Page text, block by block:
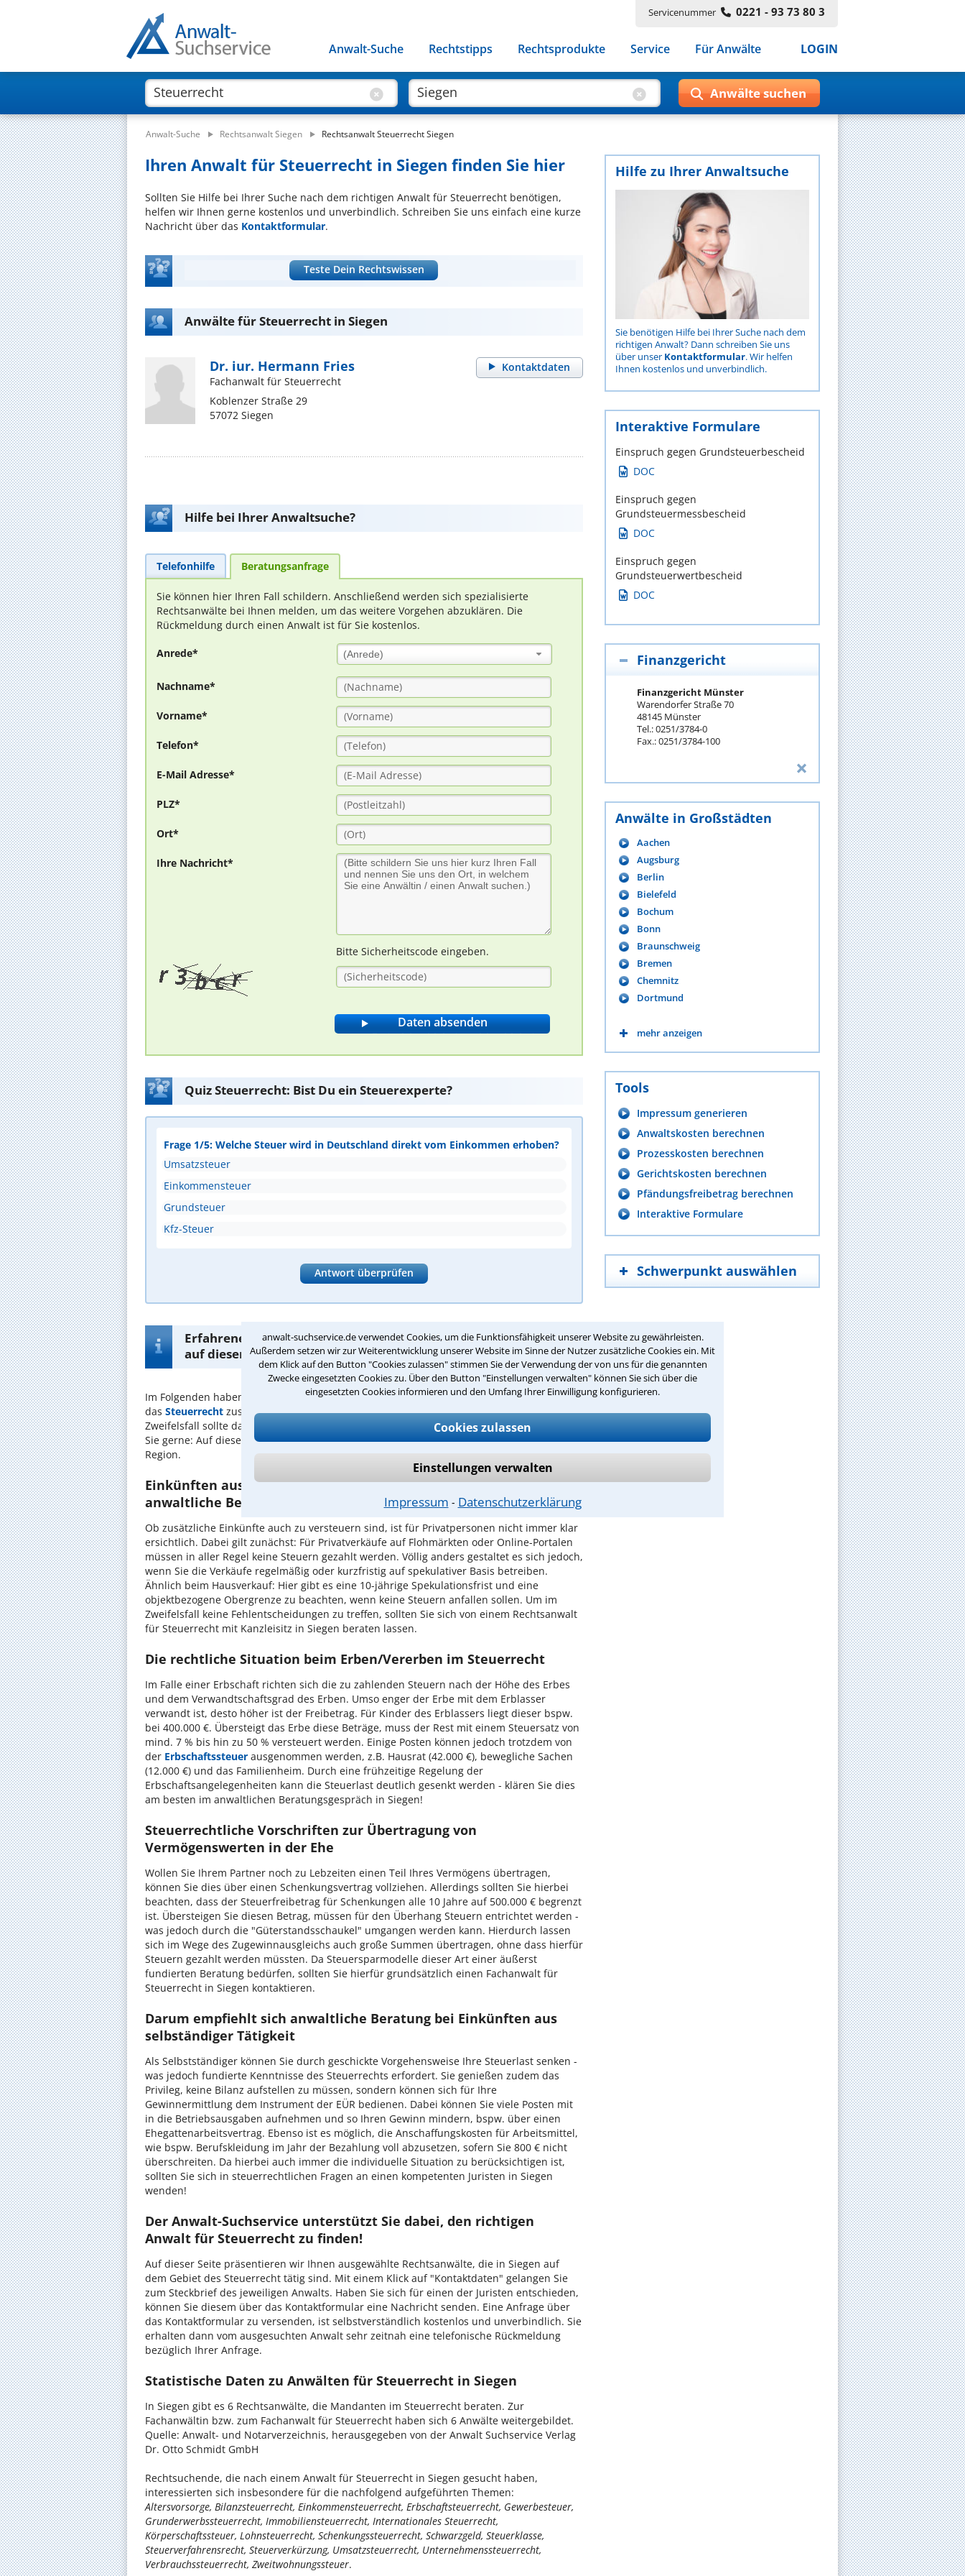
anwalt-suchservice.de verwendet Cookies, um die Funktionsfähigkeit unserer Website zu gewährleisten.
Außerdem setzen wir zur Weiterentwicklung unserer Website im Sinne der Nutzer zusätzliche Cookies ein. Mit
dem Klick auf den Button "Cookies zulassen" stimmen Sie der Verwendung der von uns für die genannten
Zwecke eingesetzten Cookies zu. Über den Button "Einstellungen verwalten" können Sie sich über die
eingesetzten Cookies informieren und den Umfang Ihrer Einwilligung konfigurieren.
Cookies zulassen
Einstellungen verwalten
Impressum ⁃ Datenschutzerklärung
Servicenummer 0221 - 93 73 80 3
Anwalt-Suche Rechtstipps Rechtsprodukte Service Für Anwälte LOGIN
Anwalt-Suche Rechtsanwalt Siegen Rechtsanwalt Steuerrecht Siegen
Ihren Anwalt für Steuerrecht in Siegen finden Sie hier
Sollten Sie Hilfe bei Ihrer Suche nach dem richtigen Anwalt für Steuerrecht benötigen,
helfen wir Ihnen gerne kostenlos und unverbindlich. Schreiben Sie uns einfach eine kurze
Nachricht über das Kontaktformular.
Teste Dein Rechtswissen
Anwälte für Steuerrecht in Siegen
Kontaktdaten
Dr. iur. Hermann Fries
Fachanwalt für Steuerrecht
Koblenzer Straße 29
57072 Siegen
Hilfe bei Ihrer Anwaltsuche?
Telefonhilfe Beratungsanfrage
Sie können hier Ihren Fall schildern. Anschließend werden sich spezialisierte
Rechtsanwälte bei Ihnen melden, um das weitere Vorgehen abzuklären. Die
Rückmeldung durch einen Anwalt ist für Sie kostenlos.
Anrede* (Anrede)
Nachname*
Vorname*
Telefon*
E-Mail Adresse*
PLZ*
Ort*
Ihre Nachricht*
Bitte Sicherheitscode eingeben.
Quiz Steuerrecht: Bist Du ein Steuerexperte?
Frage 1/5: Welche Steuer wird in Deutschland direkt vom Einkommen erhoben?
Umsatzsteuer
Einkommensteuer
Grundsteuer
Kfz-Steuer
Antwort überprüfen
Erfahrene Rechtsbeistände für Steuerrecht in Siegen finden Sie
auf dieser Seite
Im Folgenden haben wir Ihnen eine Übersicht der wichtigsten Themengebiete rund um
das Steuerrecht zusammengestellt. Das Steuerrecht ist jedoch extrem vielschichtig: Im
Zweifelsfall sollte daher immer juristischer Rat eingeholt werden! Hierbei unterstützen wir
Sie gerne: Auf dieser Seite finden Sie die Profile ausgewählter Steuerrechtler aus Ihrer
Region.
Einkünften aus nichtselbständiger Tätigkeit - hier empfiehlt sich
anwaltliche Beratung
Ob zusätzliche Einkünfte auch zu versteuern sind, ist für Privatpersonen nicht immer klar
ersichtlich. Dabei gilt zunächst: Für Privatverkäufe auf Flohmärkten oder Online-Portalen
müssen in aller Regel keine Steuern gezahlt werden. Völlig anders gestaltet es sich jedoch,
wenn Sie die Verkäufe regelmäßig oder kurzfristig auf spekulativer Basis betreiben.
Ähnlich beim Hausverkauf: Hier gibt es eine 10-jährige Spekulationsfrist und eine
objektbezogene Obergrenze zu beachten, wenn keine Steuern anfallen sollen. Um im
Zweifelsfall keine Fehlentscheidungen zu treffen, sollten Sie sich von einem Rechtsanwalt
für Steuerrecht mit Kanzleisitz in Siegen beraten lassen.
Die rechtliche Situation beim Erben/Vererben im Steuerrecht
Im Falle einer Erbschaft richten sich die zu zahlenden Steuern nach der Höhe des Erbes
und dem Verwandtschaftsgrad des Erben. Umso enger der Erbe mit dem Erblasser
verwandt ist, desto höher ist der Freibetrag. Für Kinder des Erblassers liegt dieser bspw.
bei 400.000 €. Übersteigt das Erbe diese Beträge, muss der Rest mit einem Steuersatz von
mind. 7 % bis hin zu 50 % versteuert werden. Einige Posten können jedoch trotzdem von
der Erbschaftssteuer ausgenommen werden, z.B. Hausrat (42.000 €), bewegliche Sachen
(12.000 €) und das Familienheim. Durch eine frühzeitige Regelung der
Erbschaftsangelegenheiten kann die Steuerlast deutlich gesenkt werden - klären Sie dies
am besten im anwaltlichen Beratungsgespräch in Siegen!
Steuerrechtliche Vorschriften zur Übertragung von
Vermögenswerten in der Ehe
Wollen Sie Ihrem Partner noch zu Lebzeiten einen Teil Ihres Vermögens übertragen,
können Sie dies über einen Schenkungsvertrag vollziehen. Allerdings sollten Sie hierbei
beachten, dass der Steuerfreibetrag für Schenkungen alle 10 Jahre auf 500.000 € begrenzt
ist. Übersteigen Sie diesen Betrag, müssen für den Überhang Steuern entrichtet werden -
was jedoch durch die "Güterstandsschaukel" umgangen werden kann. Hierdurch lassen
sich im Wege des Zugewinnausgleichs auch große Summen übertragen, ohne dass hierfür
Steuern gezahlt werden müssten. Da Steuersparmodelle dieser Art einer äußerst
fundierten Beratung bedürfen, sollten Sie hierfür grundsätzlich einen Fachanwalt für
Steuerrecht in Siegen kontaktieren.
Darum empfiehlt sich anwaltliche Beratung bei Einkünften aus
selbständiger Tätigkeit
Als Selbstständiger können Sie durch geschickte Vorgehensweise Ihre Steuerlast senken -
was jedoch fundierte Kenntnisse des Steuerrechts erfordert. Sie genießen zudem das
Privileg, keine Bilanz aufstellen zu müssen, sondern können sich für Ihre
Gewinnermittlung dem Instrument der EÜR bedienen. Dabei können Sie viele Posten mit
in die Betriebsausgaben aufnehmen und so Ihren Gewinn mindern, bspw. über einen
Ehegattenarbeitsvertrag. Ebenso ist es möglich, die Anschaffungskosten für Arbeitsmittel,
wie bspw. Berufskleidung im Jahr der Bezahlung voll abzusetzen, sofern Sie 800 € nicht
überschreiten. Da hierbei auch immer die individuelle Situation zu berücksichtigen ist,
sollten Sie sich in steuerrechtlichen Fragen an einen kompetenten Juristen in Siegen
wenden!
Der Anwalt-Suchservice unterstützt Sie dabei, den richtigen
Anwalt für Steuerrecht zu finden!
Auf dieser Seite präsentieren wir Ihnen ausgewählte Rechtsanwälte, die in Siegen auf
dem Gebiet des Steuerrecht tätig sind. Mit einem Klick auf "Kontaktdaten" gelangen Sie
zum Steckbrief des jeweiligen Anwalts. Haben Sie sich für einen der Juristen entschieden,
können Sie diesem über das Kontaktformular eine Nachricht senden. Eine Anfrage über
das Kontaktformular zu versenden, ist selbstverständlich kostenlos und unverbindlich. Sie
erhalten dann vom ausgesuchten Anwalt sehr zeitnah eine telefonische Rückmeldung
bezüglich Ihrer Anfrage.
Statistische Daten zu Anwälten für Steuerrecht in Siegen
In Siegen gibt es 6 Rechtsanwälte, die Mandanten im Steuerrecht beraten. Zur
Fachanwältin bzw. zum Fachanwalt für Steuerrecht haben sich 6 Anwälte weitergebildet.
Quelle: Anwalt- und Notarverzeichnis, herausgegeben von der Anwalt Suchservice Verlag
Dr. Otto Schmidt GmbH
Rechtsuchende, die nach einem Anwalt für Steuerrecht in Siegen gesucht haben,
interessierten sich insbesondere für die nachfolgend aufgeführten Themen:
Altersvorsorge, Bilanzsteuerrecht, Einkommensteuerrecht, Erbschaftsteuerrecht, Gewerbesteuer,
Grunderwerbssteuerrecht, Immobiliensteuerrecht, Internationales Steuerrecht,
Körperschaftssteuer, Lohnsteuerrecht, Schenkungssteuerrecht, Schwarzgeld, Steuerklasse,
Steuerverfahrensrecht, Steuerverkürzung, Umsatzsteuerrecht, Unternehmenssteuerrecht,
Verbrauchssteuerrecht, Zweitwohnungssteuer.
Hilfe zu Ihrer Anwaltsuche
Sie benötigen Hilfe bei Ihrer Suche nach dem
richtigen Anwalt? Dann schreiben Sie uns
über unser Kontaktformular. Wir helfen
Ihnen kostenlos und unverbindlich.
Interaktive Formulare
Einspruch gegen Grundsteuerbescheid
DOC
Einspruch gegen
Grundsteuermessbescheid
DOC
Einspruch gegen
Grundsteuerwertbescheid
DOC
Finanzgericht
Finanzgericht Münster
Warendorfer Straße 70
48145 Münster
Tel.: 0251/3784-0
Fax.: 0251/3784-100
Anwälte in Großstädten
Aachen
Augsburg
Berlin
Bielefeld
Bochum
Bonn
Braunschweig
Bremen
Chemnitz
Dortmund
mehr anzeigen
Tools
Impressum generieren
Anwaltskosten berechnen
Prozesskosten berechnen
Gerichtskosten berechnen
Pfändungsfreibetrag berechnen
Interaktive Formulare
Schwerpunkt auswählen